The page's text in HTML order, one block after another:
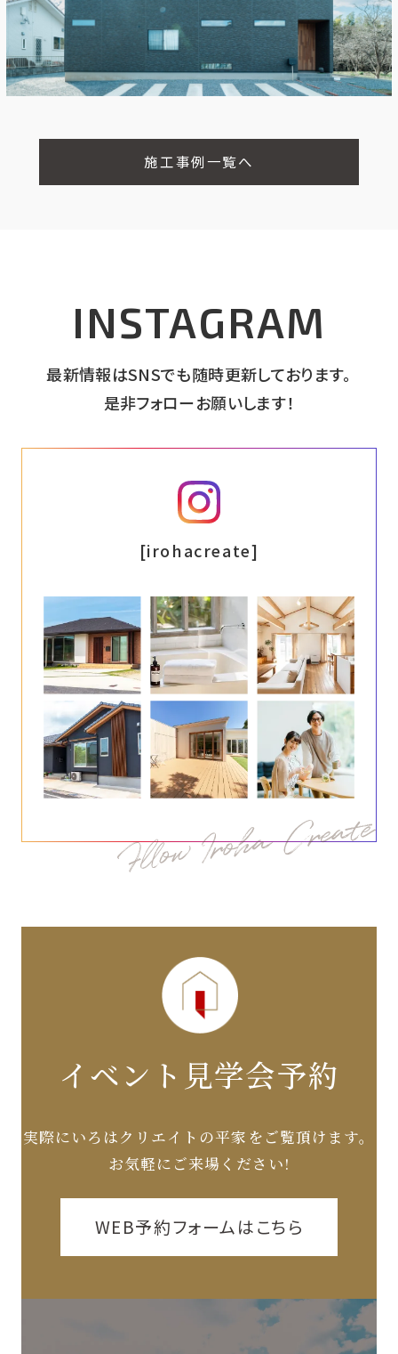
3～5人家族
施工事例一覧へ
INSTAGRAM
最新情報はSNSでも随時更新しております。
是非フォローお願いします！
[irohacreate]
イベント見学会予約
実際にいろはクリエイトの平家をご覧頂けます。
お気軽にご来場ください!
WEB予約フォームはこちら